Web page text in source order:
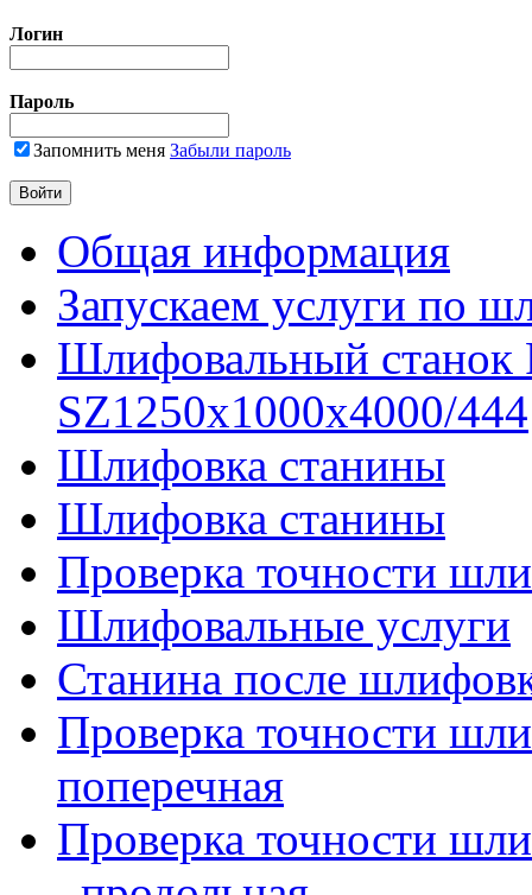
Логин
Пароль
Запомнить меня Забыли пароль
Общая информация
Запускаем услуги по
Шлифовальный
SZ1250x1000x4000/444
Шлифовка станины
Шлифовка станины
Проверка точности
Шлифовальные услуги
Станина после
Проверка точности
поперечная
Проверка точности